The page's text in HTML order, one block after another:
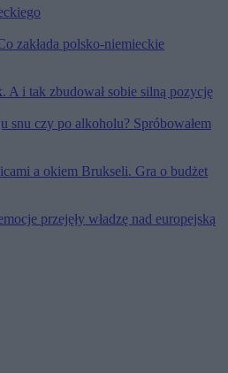
zakłada polsko-niemieckie
A i tak zbudował sobie silną pozycję
snu czy po alkoholu? Spróbowałem
a okiem Brukseli. Gra o budżet
przejęły władzę nad europejską